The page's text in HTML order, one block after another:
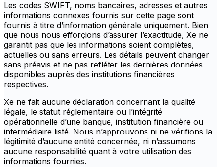
Les codes SWIFT, noms bancaires, adresses et autres
informations connexes fournis sur cette page sont
fournis à titre d’information générale uniquement. Bien
que nous nous efforçions d’assurer l’exactitude, Xe ne
garantit pas que les informations soient complètes,
actuelles ou sans erreurs. Les détails peuvent changer
sans préavis et ne pas refléter les dernières données
disponibles auprès des institutions financières
respectives.
Xe ne fait aucune déclaration concernant la qualité
légale, le statut réglementaire ou l’intégrité
opérationnelle d’une banque, institution financière ou
intermédiaire listé. Nous n’approuvons ni ne vérifions la
légitimité d’aucune entité concernée, ni n’assumons
aucune responsabilité quant à votre utilisation des
informations fournies.